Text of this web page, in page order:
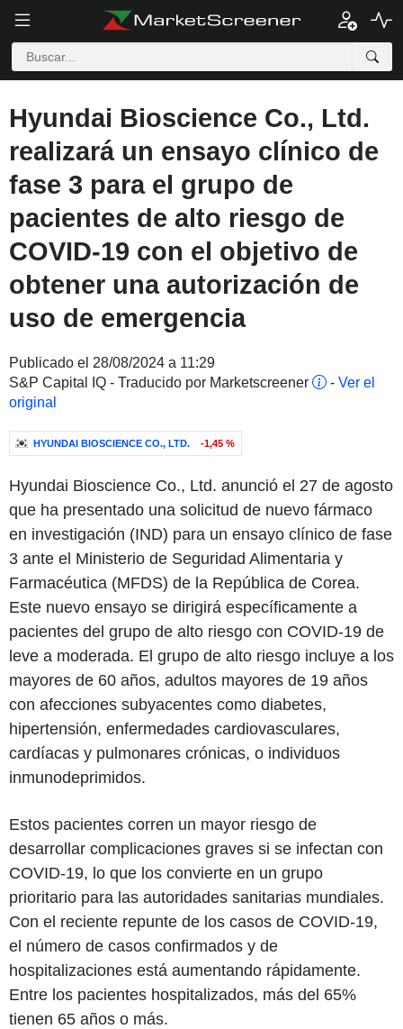
Hyundai Bioscience Co., Ltd.
realizará un ensayo clínico de
fase 3 para el grupo de
pacientes de alto riesgo de
COVID-19 con el objetivo de
obtener una autorización de
uso de emergencia
Publicado el 28/08/2024 a 11:29
S&P Capital IQ - Traducido por Marketscreener
- Ver el
original
HYUNDAI BIOSCIENCE CO., LTD. -1,45 %
Hyundai Bioscience Co., Ltd. anunció el 27 de agosto
que ha presentado una solicitud de nuevo fármaco
en investigación (IND) para un ensayo clínico de fase
3 ante el Ministerio de Seguridad Alimentaria y
Farmacéutica (MFDS) de la República de Corea.
Este nuevo ensayo se dirigirá específicamente a
pacientes del grupo de alto riesgo con COVID-19 de
leve a moderada. El grupo de alto riesgo incluye a los
mayores de 60 años, adultos mayores de 19 años
con afecciones subyacentes como diabetes,
hipertensión, enfermedades cardiovasculares,
cardíacas y pulmonares crónicas, o individuos
inmunodeprimidos.
Estos pacientes corren un mayor riesgo de
desarrollar complicaciones graves si se infectan con
COVID-19, lo que los convierte en un grupo
prioritario para las autoridades sanitarias mundiales.
Con el reciente repunte de los casos de COVID-19,
el número de casos confirmados y de
hospitalizaciones está aumentando rápidamente.
Entre los pacientes hospitalizados, más del 65%
tienen 65 años o más.